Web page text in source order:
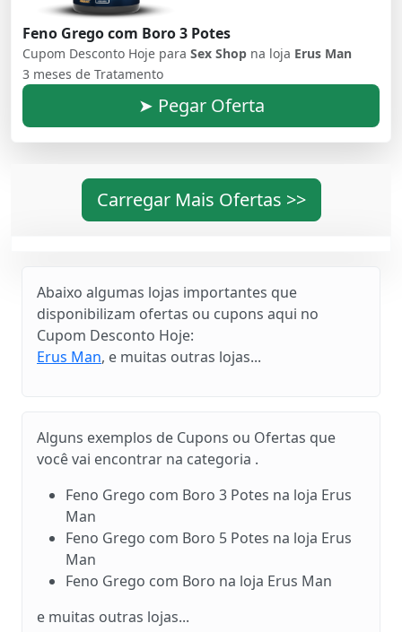
Feno Grego com Boro 3 Potes
Cupom Desconto Hoje para Sex Shop na loja Erus Man
3 meses de Tratamento
➤ Pegar Oferta
Carregar Mais Ofertas >>
Abaixo algumas lojas importantes que
disponibilizam ofertas ou cupons aqui no
Cupom Desconto Hoje:
Erus Man, e muitas outras lojas...
Alguns exemplos de Cupons ou Ofertas que
você vai encontrar na categoria .
Feno Grego com Boro 3 Potes na loja Erus
Man
Feno Grego com Boro 5 Potes na loja Erus
Man
Feno Grego com Boro na loja Erus Man
e muitas outras lojas...